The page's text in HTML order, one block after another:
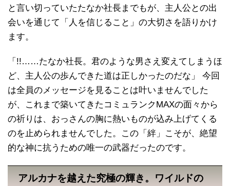
と言い切っていたたなか社長までもが、主人公との出
会いを通じて「人を信じること」の大切さを語りかけ
ます。
「!!……たなか社長。君のような男さえ変えてしまうほ
ど、主人公の歩んできた道は正しかったのだな」 今回
は全員のメッセージを見ることは叶いませんでした
が、これまで築いてきたコミュランクMAXの面々から
の祈りは、おっさんの胸に熱いものが込み上げてくる
のを止められませんでした。この「絆」こそが、絶望
的な神に抗うための唯一の武器だったのです。
アルカナを越えた究極の輝き。ワイルドの